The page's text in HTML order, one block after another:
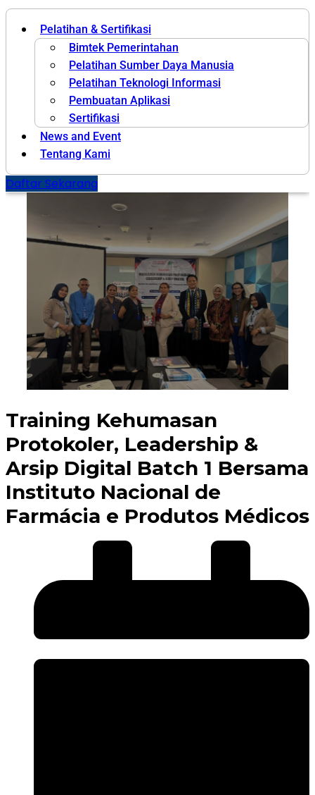
Pelatihan & Sertifikasi
Bimtek Pemerintahan
Pelatihan Sumber Daya Manusia
Pelatihan Teknologi Informasi
Pembuatan Aplikasi
Sertifikasi
News and Event
Tentang Kami
Daftar Sekarang
Training Kehumasan
Protokoler, Leadership &
Arsip Digital Batch 1 Bersama
Instituto Nacional de
Farmácia e Produtos Médicos